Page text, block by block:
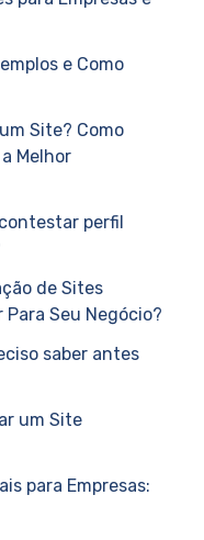
e Como
Site? Como
Melhor
perfil
de Sites
Para Seu Negócio?
saber antes
um Site
para Empresas: